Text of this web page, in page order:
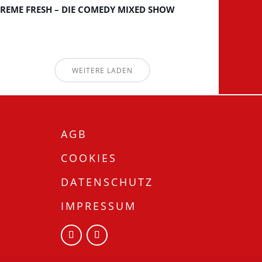
FRESH – DIE COMEDY MIXED SHOW
WEITERE LADEN
AGB
COOKIES
DATENSCHUTZ
IMPRESSUM